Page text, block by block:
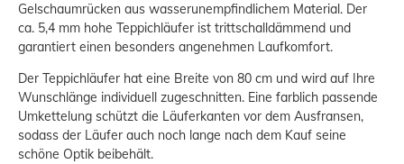
Gelschaumrücken aus wasserunempfindlichem Material. Der
ca. 5,4 mm hohe Teppichläufer ist trittschalldämmend und
garantiert einen besonders angenehmen Laufkomfort.
Der Teppichläufer hat eine Breite von 80 cm und wird auf Ihre
Wunschlänge individuell zugeschnitten. Eine farblich passende
Umkettelung schützt die Läuferkanten vor dem Ausfransen,
sodass der Läufer auch noch lange nach dem Kauf seine
schöne Optik beibehält.